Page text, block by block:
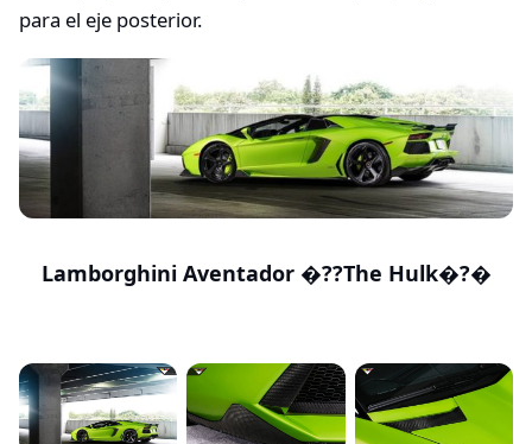
para el eje posterior.
Lamborghini Aventador �??The Hulk�?�